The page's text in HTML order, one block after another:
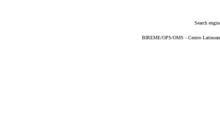
Search
BIREME/OPS/OMS - Centro